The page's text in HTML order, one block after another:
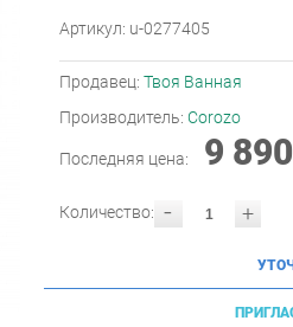
Артикул: u-0277405
Продавец: Твоя Ванная
Производитель: Corozo
Последняя цена: 9
- +
Количество: